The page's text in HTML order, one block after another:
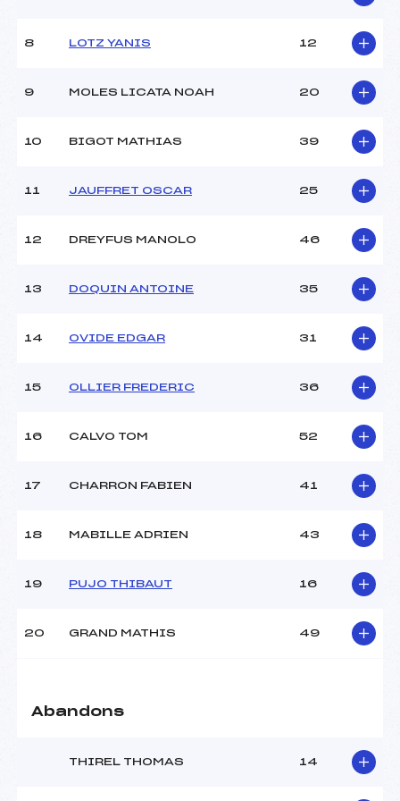
(MB)
Ouvreurs B :
BOUCHET LUCAS (MB)
Neige :
MOLLE
39
12H14
(MB)
(MB)
CHARPENTIER FLORENT
Ouvreurs C :
158.0100
U14
8 LOTZ YANIS 12
9 MOLES LICATA NOAH 20
10 BIGOT MATHIAS 39
11 JAUFFRET OSCAR 25
12 DREYFUS MANOLO 46
13 DOQUIN ANTOINE 35
14 OVIDE EDGAR 31
15 OLLIER FREDERIC 36
16 CALVO TOM 52
17 CHARRON FABIEN 41
18 MABILLE ADRIEN 43
19 PUJO THIBAUT 16
20 GRAND MATHIS 49
Abandons
THIREL THOMAS 14